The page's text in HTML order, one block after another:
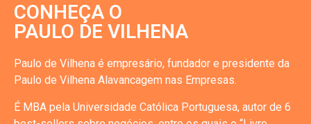
CONHEÇA O
PAULO DE VILHENA
Paulo de Vilhena é empresário, fundador e presidente da
Paulo de Vilhena Alavancagem nas Empresas.
É MBA pela Universidade Católica Portuguesa, autor de 6